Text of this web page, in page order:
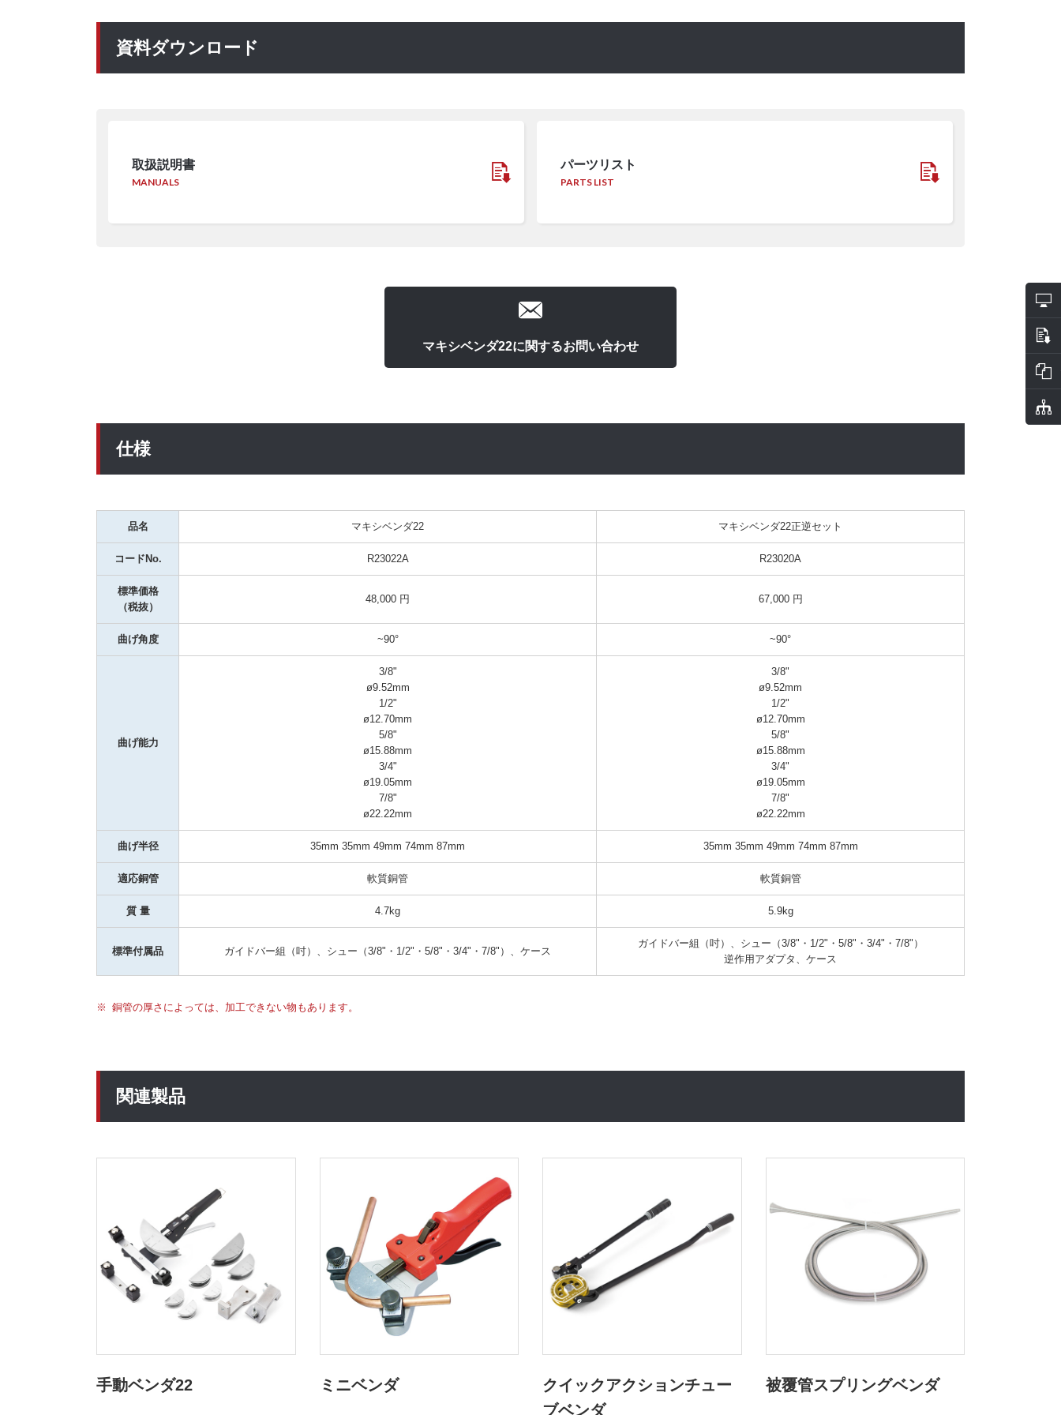
資料ダウンロード
取扱説明書
MANUALS
パーツリスト
PARTS LIST
マキシベンダ22に関するお問い合わせ
仕様
品名 マキシベンダ22 マキシベンダ22正逆セット
コードNo. R23022A R23020A
標準価格
（税抜）
48,000 円 67,000 円
曲げ角度 ~90° ~90°
曲げ能力
3/8"
ø9.52mm
1/2"
ø12.70mm
5/8"
ø15.88mm
3/4"
ø19.05mm
7/8"
ø22.22mm
3/8"
ø9.52mm
1/2"
ø12.70mm
5/8"
ø15.88mm
3/4"
ø19.05mm
7/8"
ø22.22mm
曲げ半径 35mm 35mm 49mm 74mm 87mm 35mm 35mm 49mm 74mm 87mm
適応銅管 軟質銅管 軟質銅管
質 量 4.7kg 5.9kg
標準付属品 ガイドバー組（吋）、シュー（3/8"・1/2"・5/8"・3/4"・7/8"）、ケース
ガイドバー組（吋）、シュー（3/8"・1/2"・5/8"・3/4"・7/8"）
逆作用アダプタ、ケース
銅管の厚さによっては、加工できない物もあります。
関連製品
手動ベンダ22 ミニベンダ
クイックアクションチュー
ブベンダ
被覆管スプリングベンダ